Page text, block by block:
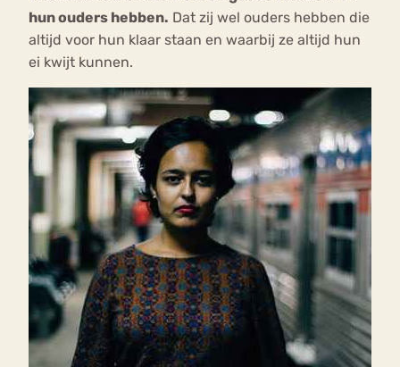
hun ouders hebben. Dat zij wel ouders hebben die
altijd voor hun klaar staan en waarbij ze altijd hun
ei kwijt kunnen.